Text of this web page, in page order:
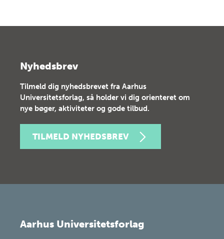
Nyhedsbrev
Tilmeld dig nyhedsbrevet fra Aarhus
Universitetsforlag, så holder vi dig orienteret om
nye bøger, aktiviteter og gode tilbud.
TILMELD NYHEDSBREV
Aarhus Universitetsforlag